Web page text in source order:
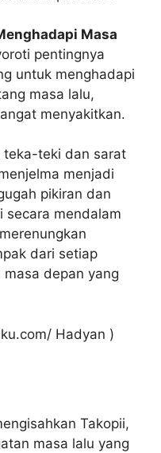
Masa
pentingnya
untuk menghadapi
masa lalu,
menyakitkan.
teka-teki dan sarat
menjadi
pikiran dan
secara mendalam
dari setiap
depan yang
Hadyan )
Takopii,
masa lalu yang